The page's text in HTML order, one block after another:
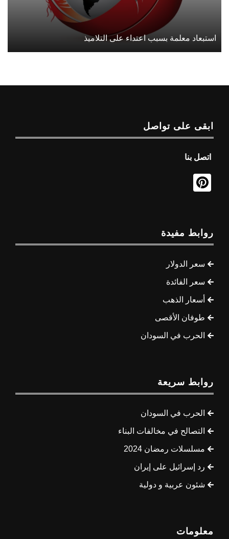
استبعاد معلمة بسبب اعتداء على التلاميذ
ابقى على تواصل
اتصل بنا
روابط مفيدة
سعر الدولار
سعر الفائدة
أسعار الذهب
طوفان الأقصى
الحرب في السودان
روابط سريعة
الحرب في السودان
التصالح في مخالفات البناء
مسلسلات رمضان 2024
رد إسرائيل على إيران
شئون عربية و دولية
معلومات